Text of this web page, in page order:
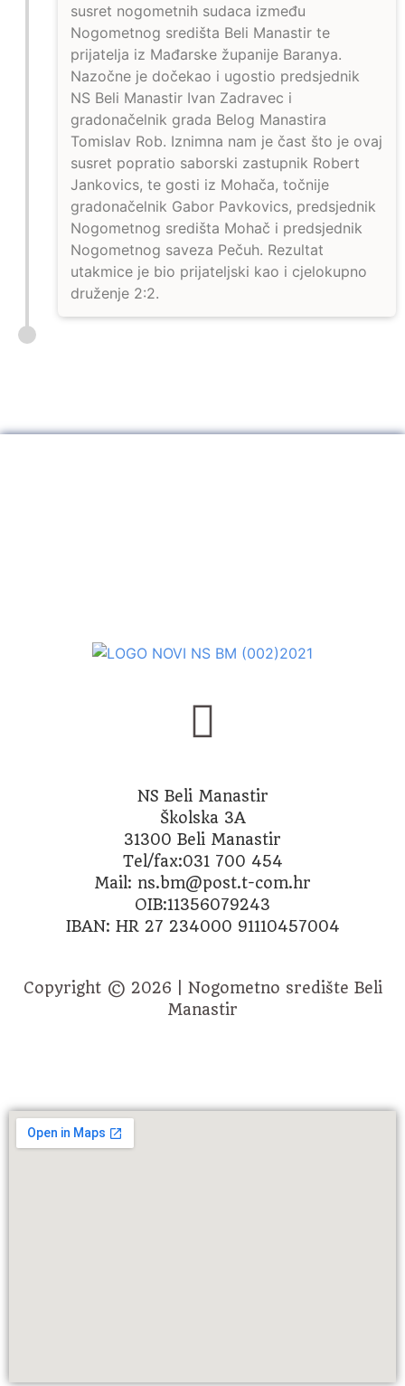
susret nogometnih sudaca između
Nogometnog središta Beli Manastir te
prijatelja iz Mađarske županije Baranya.
Nazočne je dočekao i ugostio predsjednik
NS Beli Manastir Ivan Zadravec i
gradonačelnik grada Belog Manastira
Tomislav Rob. Iznimna nam je čast što je ovaj
susret popratio saborski zastupnik Robert
Jankovics, te gosti iz Mohača, točnije
gradonačelnik Gabor Pavkovics, predsjednik
Nogometnog središta Mohač i predsjednik
Nogometnog saveza Pečuh. Rezultat
utakmice je bio prijateljski kao i cjelokupno
druženje 2:2.
NS Beli Manastir
Školska 3A
31300 Beli Manastir
Tel/fax:031 700 454
Mail: ns.bm@post.t-com.hr
OIB:11356079243
IBAN: HR 27 234000 91110457004
Copyright © 2026 | Nogometno središte Beli
Manastir